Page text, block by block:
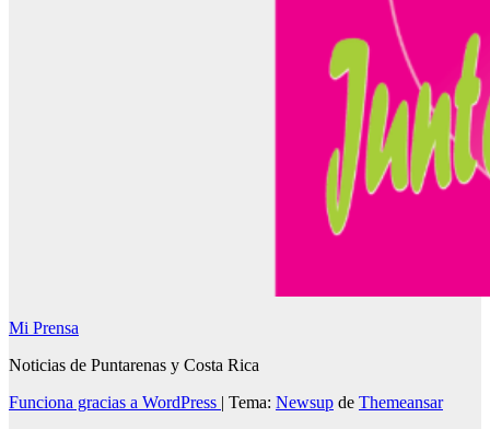
Mi Prensa
Noticias de Puntarenas y Costa Rica
Funciona gracias a WordPress | Tema: Newsup de Themeansar